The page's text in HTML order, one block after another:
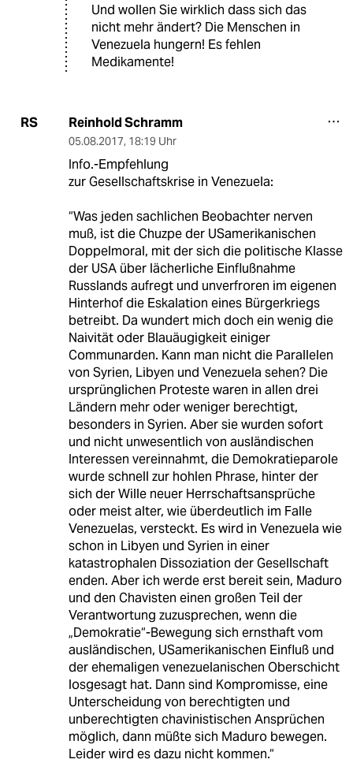
Und wollen Sie wirklich dass sich das
nicht mehr ändert? Die Menschen in
Venezuela hungern! Es fehlen
Medikamente!
RS Reinhold Schramm
05.08.2017, 18:19 Uhr
Info.-Empfehlung
zur Gesellschaftskrise in Venezuela:
“Was jeden sachlichen Beobachter nerven
muß, ist die Chuzpe der USamerikanischen
Doppelmoral, mit der sich die politische Klasse
der USA über lächerliche Einflußnahme
Russlands aufregt und unverfroren im eigenen
Hinterhof die Eskalation eines Bürgerkriegs
betreibt. Da wundert mich doch ein wenig die
Naivität oder Blauäugigkeit einiger
Communarden. Kann man nicht die Parallelen
von Syrien, Libyen und Venezuela sehen? Die
ursprünglichen Proteste waren in allen drei
Ländern mehr oder weniger berechtigt,
besonders in Syrien. Aber sie wurden sofort
und nicht unwesentlich von ausländischen
Interessen vereinnahmt, die Demokratieparole
wurde schnell zur hohlen Phrase, hinter der
sich der Wille neuer Herrschaftsansprüche
oder meist alter, wie überdeutlich im Falle
Venezuelas, versteckt. Es wird in Venezuela wie
schon in Libyen und Syrien in einer
katastrophalen Dissoziation der Gesellschaft
enden. Aber ich werde erst bereit sein, Maduro
und den Chavisten einen großen Teil der
Verantwortung zuzusprechen, wenn die
„Demokratie“-Bewegung sich ernsthaft vom
ausländischen, USamerikanischen Einfluß und
der ehemaligen venezuelanischen Oberschicht
losgesagt hat. Dann sind Kompromisse, eine
Unterscheidung von berechtigten und
unberechtigten chavinistischen Ansprüchen
möglich, dann müßte sich Maduro bewegen.
Leider wird es dazu nicht kommen.“